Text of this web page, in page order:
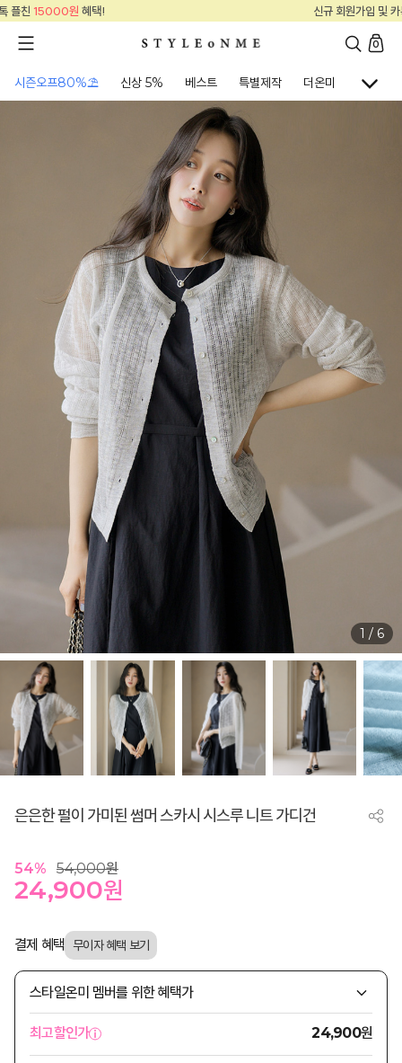
신규 회원가입 및 카톡 플친
0
시즌오프80%⛱ 신상 5% 베스트 특별제작 더온미 골프웨어
1 / 6
은은한 펄이 가미된 썸머 스카시 시스루 니트 가디건
54% 54,000원
24,900원
결제 혜택
스타일온미 멤버를 위한 혜택가
최고할인가 24,900원